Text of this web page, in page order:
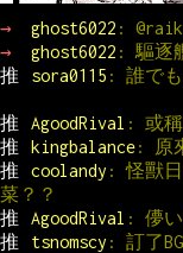
→ ghost6022 :
→
ghost6022 : 驅逐
推
sora0115 : 誰で
推 AgoodRival : 或
推
kingbalance: 原
推
coolandy : 怪獸
菜？？
推
AgoodRival : 儚い
推
tsnomscy : 訂了